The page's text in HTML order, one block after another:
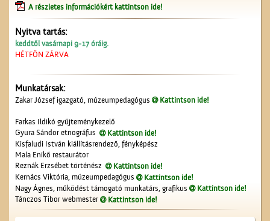
A lopakodó történelem
Lajos utcából
A részletes információkért kattintson ide!
Nyitva tartás:
keddtől vasárnapi 9-17 óráig.
HÉTFŐN ZÁRVA
Munkatársak:
Zakar József igazgató, múzeumpedagógus Kattintson ide!
Farkas Ildikó gyűjteménykezelő
Gyura Sándor etnográfus
Kattintson ide!
Kisfaludi István kiállításrendező, fényképész
Mala Enikő restaurátor
Reznák Erzsébet történész
Kattintson ide!
Kernács Viktória, múzeumpedagógus
Kattintson ide!
Nagy Ágnes, működést támogató munkatárs, grafikus
Kattintson ide!
Tánczos Tibor webmester
Kattintson ide!